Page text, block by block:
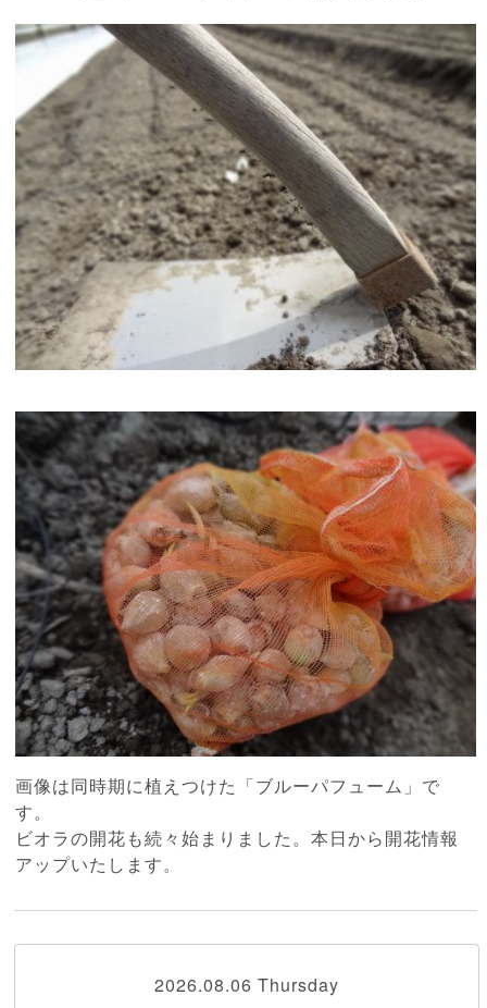
画像は同時期に植えつけた「ブルーパフューム」で
す。
ビオラの開花も続々始まりました。本日から開花情報
アップいたします。
2026.08.06 Thursday